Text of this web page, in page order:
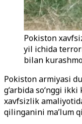
Pokiston
yil ichida
bilan
Pokiston armiyasi
g‘arbida so‘nggi
xavfsizlik
qilinganini ma’lum